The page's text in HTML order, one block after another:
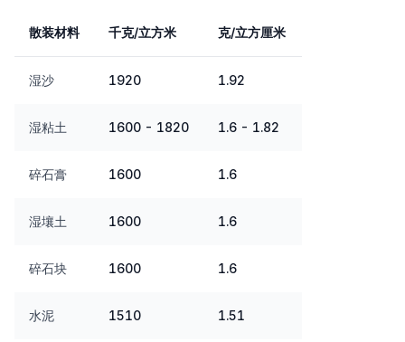
散装材料 千克/立方米 克/立方厘米
湿沙 1920 1.92
湿粘土 1600 - 1820 1.6 - 1.82
碎石膏 1600 1.6
湿壤土 1600 1.6
碎石块 1600 1.6
水泥 1510 1.51